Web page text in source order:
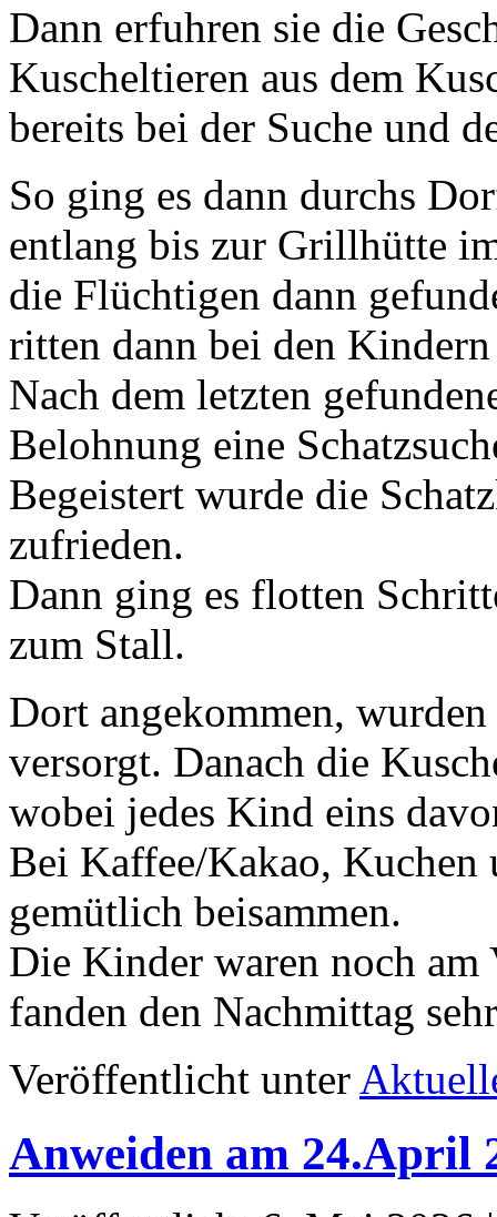
Dann erfuhren sie die
Kuscheltieren aus dem
bereits bei der Suche und
So ging es dann durchs
entlang bis zur Grillhütte
die Flüchtigen dann
ritten dann bei den
Nach dem letzten
Belohnung eine
Begeistert wurde die
zufrieden.
Dann ging es flotten
zum Stall.
Dort angekommen,
versorgt. Danach die
wobei jedes Kind eins
Bei Kaffee/Kakao,
gemütlich beisammen.
Die Kinder waren noch am
fanden den Nachmittag
Veröffentlicht unter
Anweiden am 24.April